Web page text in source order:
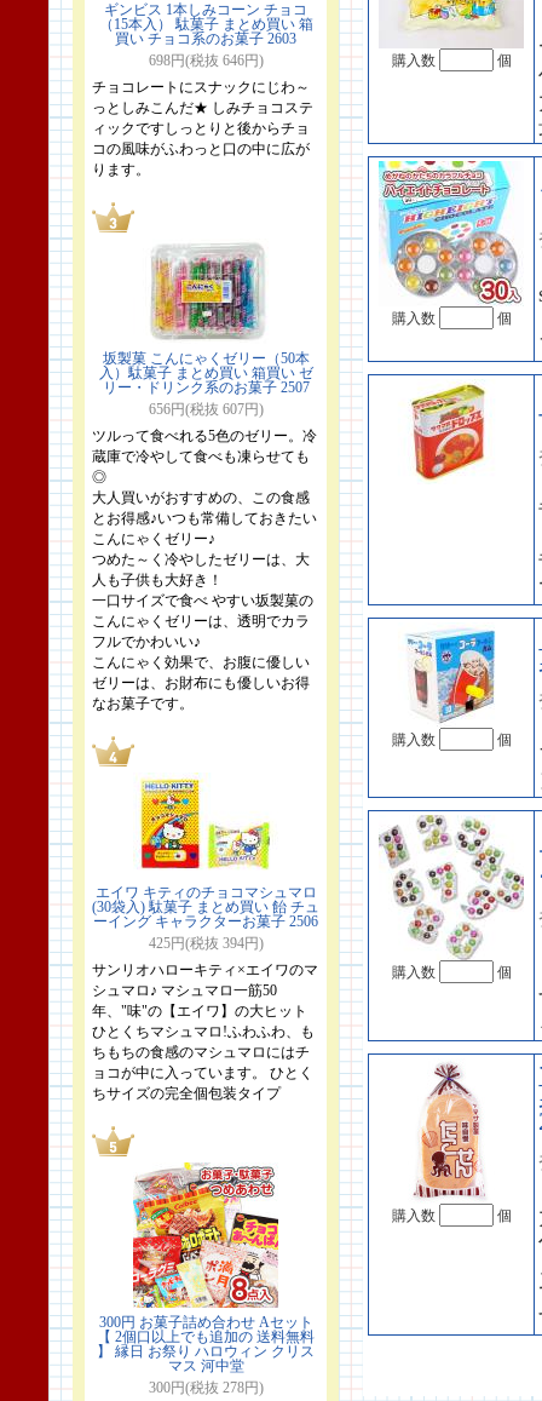
ギンビス 1本しみコーン チョコ
（15本入） 駄菓子 まとめ買い 箱
買い チョコ系のお菓子 2603
698円(税抜 646円)
チョコレートにスナックにじわ～
っとしみこんだ★ しみチョコステ
ィックですしっとりと後からチョ
コの風味がふわっと口の中に広が
ります。
坂製菓 こんにゃくゼリー（50本
入）駄菓子 まとめ買い 箱買い ゼ
リー・ドリンク系のお菓子 2507
656円(税抜 607円)
ツルって食べれる5色のゼリー。冷
蔵庫で冷やして食べも凍らせても
◎
大人買いがおすすめの、この食感
とお得感♪いつも常備しておきたい
こんにゃくゼリー♪
つめた～く冷やしたゼリーは、大
人も子供も大好き！
一口サイズで食べ やすい坂製菓の
こんにゃくゼリーは、透明でカラ
フルでかわいい♪
こんにゃく効果で、お腹に優しい
ゼリーは、お財布にも優しいお得
なお菓子です。
エイワ キティのチョコマシュマロ
(30袋入) 駄菓子 まとめ買い 飴 チュ
ーイング キャラクターお菓子 2506
425円(税抜 394円)
サンリオハローキティ×エイワのマ
シュマロ♪ マシュマロ一筋50
年、"味"の【エイワ】の大ヒット
ひとくちマシュマロ!ふわふわ、も
ちもちの食感のマシュマロにはチ
ョコが中に入っています。 ひとく
ちサイズの完全個包装タイプ
300円 お菓子詰め合わせ Aセット
【 2個口以上でも追加の 送料無料
】 縁日 お祭り ハロウィン クリス
マス 河中堂
300円(税抜 278円)
購入数 個
購入数 個
購入数 個
購入数 個
購入数 個